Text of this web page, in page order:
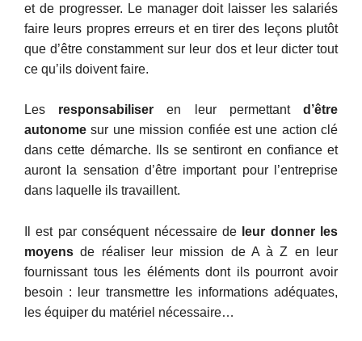
et de progresser. Le manager doit laisser les salariés
faire leurs propres erreurs et en tirer des leçons plutôt
que d’être constamment sur leur dos et leur dicter tout
ce qu’ils doivent faire.
Les responsabiliseren leur permettantd’être
autonome sur une mission confiée est une action clé
dans cette démarche. Ils se sentiront en confiance et
auront la sensation d’être important pour l’entreprise
dans laquelle ils travaillent.
Il est par conséquent nécessaire de leur donner les
moyens de réaliser leur mission de A à Z en leur
fournissant tous les éléments dont ils pourront avoir
besoin : leur transmettre les informations adéquates,
les équiper du matériel nécessaire…